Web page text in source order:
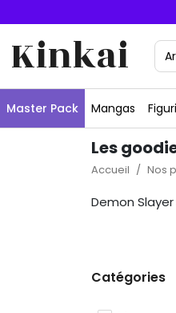
Kinkai
Master Pack Mangas
Les
Accueil Nos
Demon
Catégories